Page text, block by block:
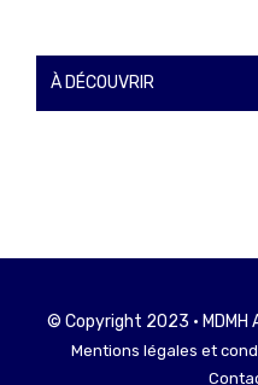
À DÉCOUVRIR
© Copyright 2023 •
Mentions légales et